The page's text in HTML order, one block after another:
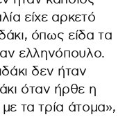
είχε αρκετό
όπως είδα τα
ελληνόπουλο.
δεν ήταν
όταν ήρθε η
τα τρία άτομα»,